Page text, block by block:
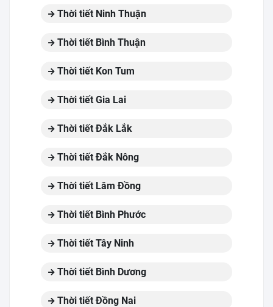
Thời tiết Ninh Thuận
Thời tiết Bình Thuận
Thời tiết Kon Tum
Thời tiết Gia Lai
Thời tiết Đắk Lắk
Thời tiết Đắk Nông
Thời tiết Lâm Đồng
Thời tiết Bình Phước
Thời tiết Tây Ninh
Thời tiết Bình Dương
Thời tiết Đồng Nai